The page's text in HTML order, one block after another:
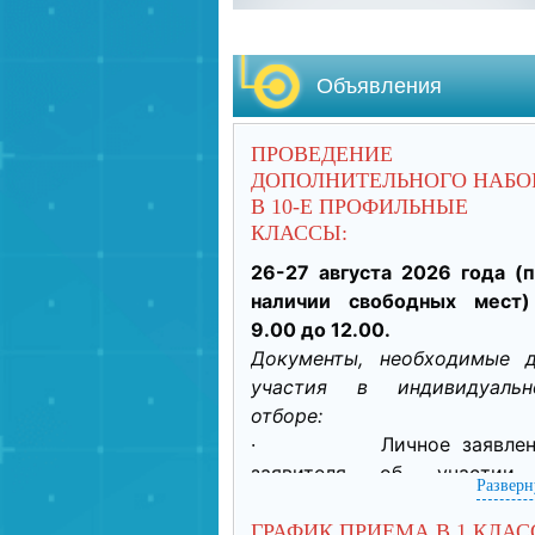
Объявления
ПРОВЕДЕНИЕ
ДОПОЛНИТЕЛЬНОГО
В 10-Е ПРОФИЛЬНЫЕ
КЛАССЫ:
26-27 августа 2026 года
наличии свободных
9.00 до 12.00.
Документы, необходимые
участия в
отборе:
·           Личное
заявителя об
индивидуальном отборе
приеме обучающегося